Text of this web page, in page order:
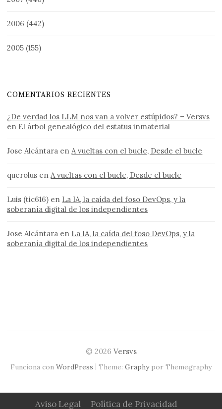
2006 (442)
2005 (155)
COMENTARIOS RECIENTES
¿De verdad los LLM nos van a volver estúpidos? – Versvs
en El árbol genealógico del estatus inmaterial
Jose Alcántara enA vueltas con el bucle, Desde el bucle
querolus enA vueltas con el bucle, Desde el bucle
Luis (tic616) en La IA, la caída del foso DevOps, y la
soberanía digital de los independientes
Jose Alcántara en La IA, la caída del foso DevOps, y la
soberanía digital de los independientes
© 2026 Versvs
Funciona con WordPress | Theme: Graphypor Themegraphy
Aviso Legal Política de Privacidad